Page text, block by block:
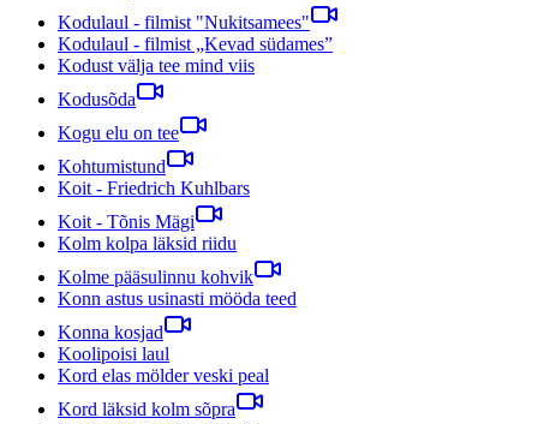
Kodulaul - filmist "Nukitsamees"
Kodulaul - filmist „Kevad südames”
Kodust välja tee mind viis
Kodusõda
Kogu elu on tee
Kohtumistund
Koit - Friedrich Kuhlbars
Koit - Tõnis Mägi
Kolm kolpa läksid riidu
Kolme pääsulinnu kohvik
Konn astus usinasti mööda teed
Konna kosjad
Koolipoisi laul
Kord elas mölder veski peal
Kord läksid kolm sõpra